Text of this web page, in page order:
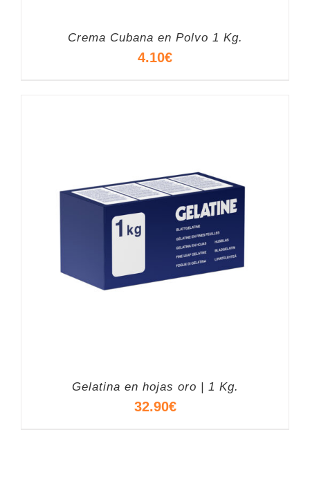
Crema Cubana en Polvo 1 Kg.
4.10€
Gelatina en hojas oro | 1 Kg.
32.90€